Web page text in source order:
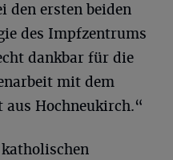
den ersten beiden
des Impfzentrums
dankbar für die
mit dem
aus Hochneukirch.“